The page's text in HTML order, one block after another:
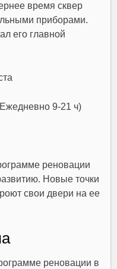
время сквер
приборами.
его главной
9-21 ч)
реновации
Новые точки
свои двери на ее
реновации в